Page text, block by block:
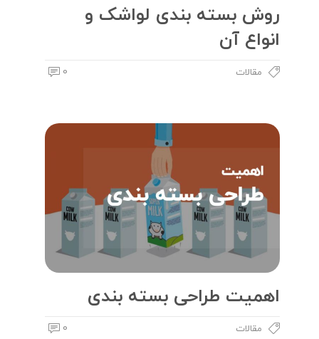
روش بسته بندی لواشک و
انواع آن
مقالات 0
اهمیت طراحی بسته بندی
مقالات 0